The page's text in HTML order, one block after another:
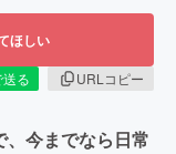
ほしい
る
URLコピー
今までなら日常